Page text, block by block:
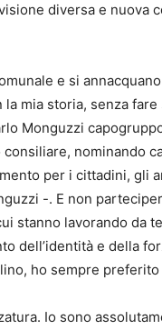
diversa e nuova
e si
mia storia, senza
Monguzzi
nominando
per i cittadini, gli
-. E non
stanno lavorando da
dell’identità e della
ho sempre
Io sono